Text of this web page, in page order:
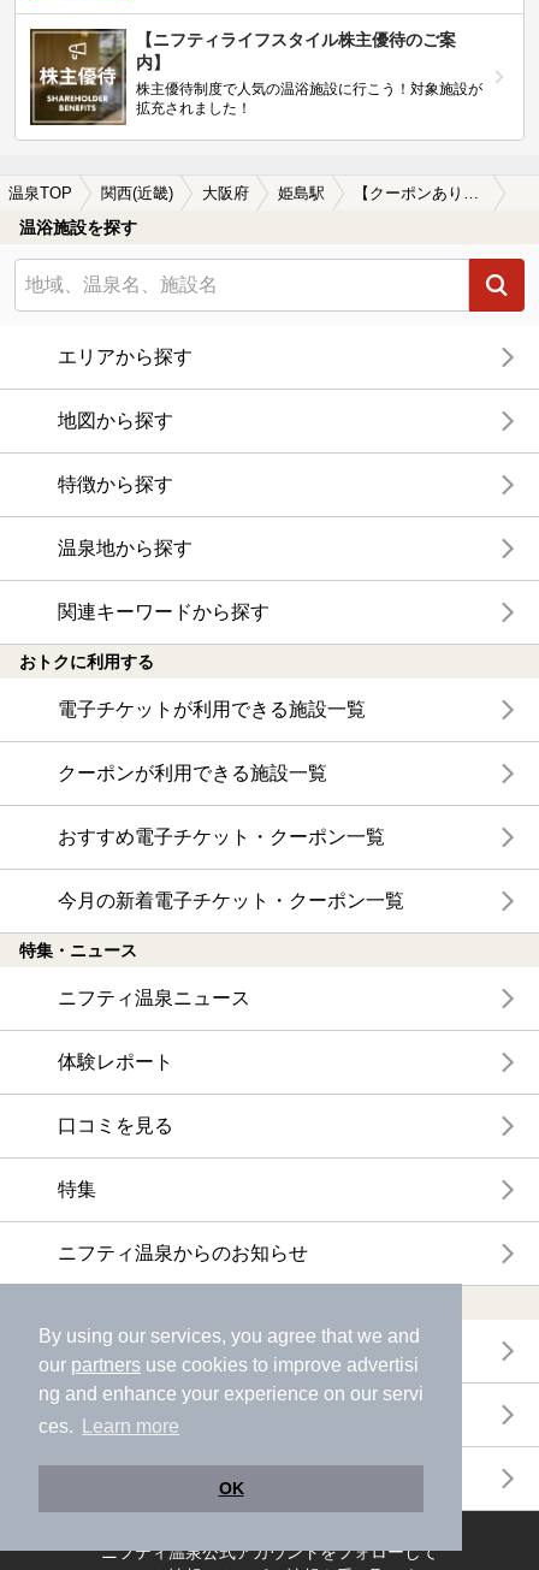
By using our services, you agree that we and
our partners use cookies to improve advertisi
ng and enhance your experience on our servi
ces.
Learn more
OK
【ニフティライフスタイル株主優待のご案
内】
株主優待制度で人気の温浴施設に行こう！対象施設が
拡充されました！
温泉TOP 関西(近畿) 大阪府 姫島駅
温浴施設を探す
エリアから探す
地図から探す
特徴から探す
温泉地から探す
関連キーワードから探す
おトクに利用する
電子チケットが利用できる施設一覧
クーポンが利用できる施設一覧
おすすめ電子チケット・クーポン一覧
今月の新着電子チケット・クーポン一覧
特集・ニュース
ニフティ温泉ニュース
体験レポート
口コミを見る
特集
ニフティ温泉からのお知らせ
年間温泉ランキング
月間温泉ランキング
ニフティ温泉公式アカウントをフォローして